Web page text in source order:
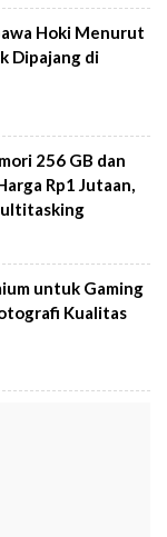
Hoki Menurut
Dipajang di
256 GB dan
Rp1 Jutaan,
untuk Gaming
Kualitas